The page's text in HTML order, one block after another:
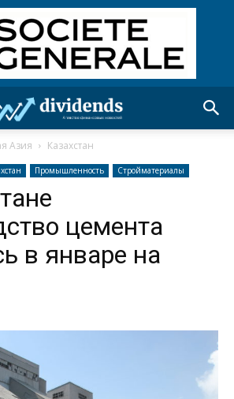
Азия Казахстан
Промышленность Стройматериалы
цемента
в январе на